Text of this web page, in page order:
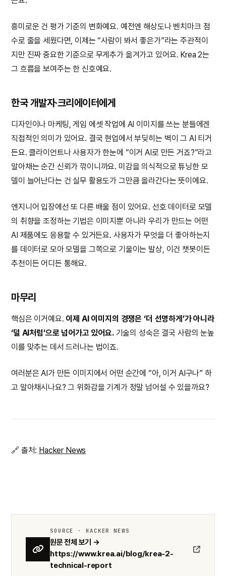
흥미로운 건 평가 기준의 변화예요. 예전엔 해상도나 벤치마크 점
수로 줄을 세웠다면, 이제는 “사람이 봐서 좋은가”라는 주관적이
지만 진짜 중요한 기준으로 무게추가 옮겨가고 있어요. Krea 2는
그 흐름을 보여주는 한 신호예요.
한국 개발자·크리에이터에게
디자인이나 마케팅, 게임 에셋 작업에 AI 이미지를 쓰는 분들에겐
직접적인 의미가 있어요. 결국 현업에서 부딪히는 벽이 그 AI 티거
든요. 클라이언트나 사용자가 한눈에 “이거 AI로 만든 거죠?”라고
알아채는 순간 신뢰가 깎이니까요. 미감을 의식적으로 튜닝한 모
델이 늘어난다는 건 실무 활용도가 그만큼 올라간다는 뜻이에요.
엔지니어 입장에선 또 다른 배울 점이 있어요. 선호 데이터로 모델
의 취향을 조정하는 기법은 이미지뿐 아니라 우리가 만드는 어떤
AI 제품에도 응용할 수 있거든요. 사용자가 무엇을 더 좋아하는지
를 데이터로 모아 모델을 그쪽으로 기울이는 발상, 이건 챗봇이든
추천이든 어디든 통해요.
마무리
핵심은 이거예요. 이제 AI 이미지의 경쟁은 ‘더 선명하게’가 아니라
‘덜 AI처럼’으로 넘어가고 있어요.기술의 성숙은 결국 사람의 눈높
이를 맞추는 데서 드러나는 법이죠.
여러분은 AI가 만든 이미지에서 어떤 순간에 “아, 이거 AI구나” 하
고 알아채시나요? 그 위화감을 기계가 정말 넘어설 수 있을까요?
🔗 출처: Hacker News
SOURCE · HACKER NEWS
원문 전체 보기 →
https://www.krea.ai/blog/krea-2-
technical-report